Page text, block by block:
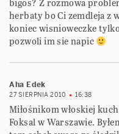
bigos? Z rozmowa
herbaty bo Ci zemdleja z
koniec wisnioweczke
pozwoli im sie napic
Aha Edek
27 SIERPNIA 2010 16:38
Miłośnikom włoskiej
Foksal w Warszawie.